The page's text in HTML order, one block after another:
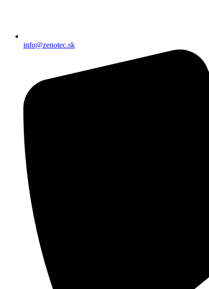
info@zenotec.sk